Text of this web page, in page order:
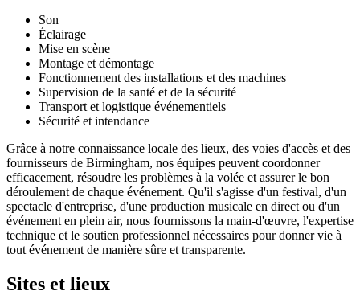
Son
Éclairage
Mise en scène
Montage et démontage
Fonctionnement des installations et des machines
Supervision de la santé et de la sécurité
Transport et logistique événementiels
Sécurité et intendance
Grâce à notre connaissance locale des lieux, des voies d'accès et des
fournisseurs de Birmingham, nos équipes peuvent coordonner
efficacement, résoudre les problèmes à la volée et assurer le bon
déroulement de chaque événement. Qu'il s'agisse d'un festival, d'un
spectacle d'entreprise, d'une production musicale en direct ou d'un
événement en plein air, nous fournissons la main-d'œuvre, l'expertise
technique et le soutien professionnel nécessaires pour donner vie à
tout événement de manière sûre et transparente.
Sites et lieux